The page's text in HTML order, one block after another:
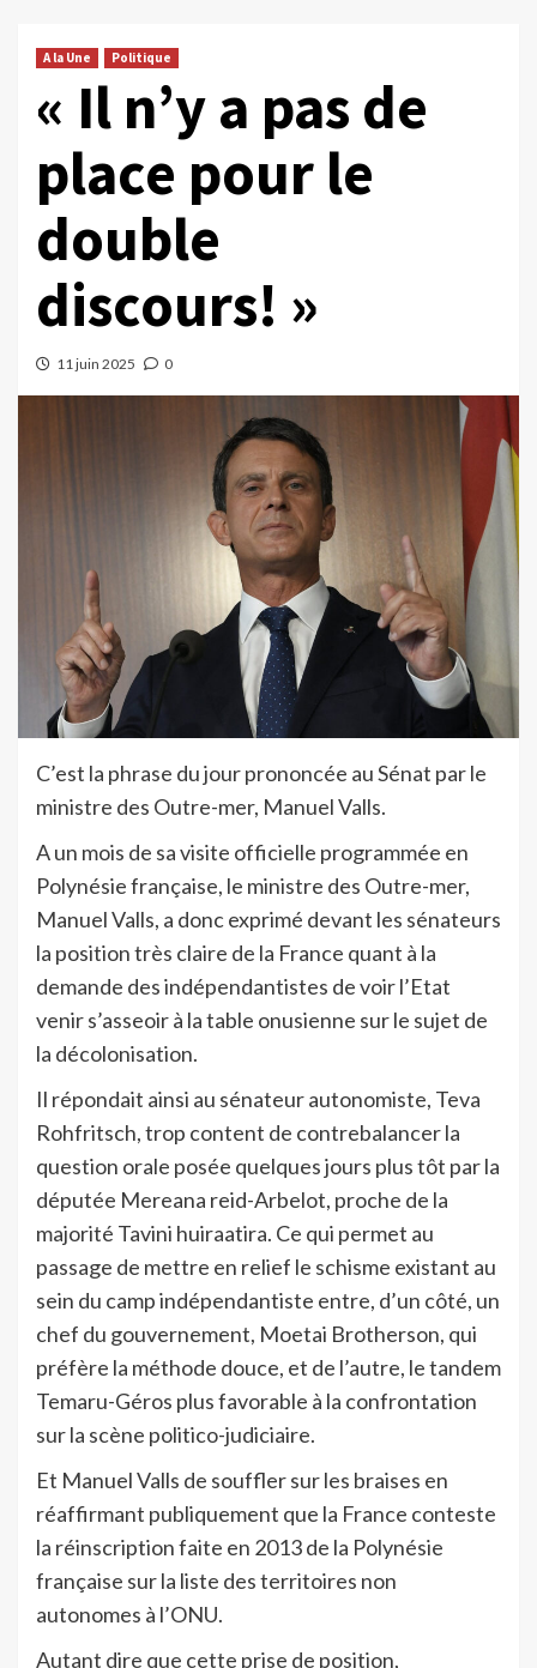
A la Une Politique
« Il n’y a pas de
place pour le
double
discours! »
11 juin 2025 0
C’est la phrase du jour prononcée au Sénat par le
ministre des Outre-mer, Manuel Valls.
A un mois de sa visite officielle programmée en
Polynésie française, le ministre des Outre-mer,
Manuel Valls, a donc exprimé devant les sénateurs
la position très claire de la France quant à la
demande des indépendantistes de voir l’Etat
venir s’asseoir à la table onusienne sur le sujet de
la décolonisation.
Il répondait ainsi au sénateur autonomiste, Teva
Rohfritsch, trop content de contrebalancer la
question orale posée quelques jours plus tôt par la
députée Mereana reid-Arbelot, proche de la
majorité Tavini huiraatira. Ce qui permet au
passage de mettre en relief le schisme existant au
sein du camp indépendantiste entre, d’un côté, un
chef du gouvernement, Moetai Brotherson, qui
préfère la méthode douce, et de l’autre, le tandem
Temaru-Géros plus favorable à la confrontation
sur la scène politico-judiciaire.
Et Manuel Valls de souffler sur les braises en
réaffirmant publiquement que la France conteste
la réinscription faite en 2013 de la Polynésie
française sur la liste des territoires non
autonomes à l’ONU.
Autant dire que cette prise de position,